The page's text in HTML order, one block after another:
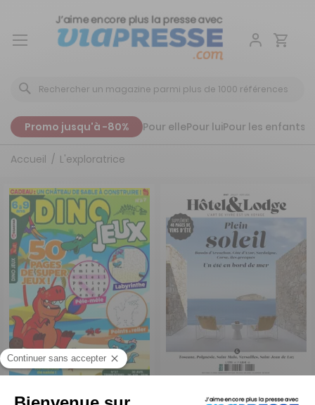
Aller
Promo jusqu'à -80% Pour ellePour luiPour les enfants
Accueil L'exploratrice
Dino Jeux Hotel et Lodge